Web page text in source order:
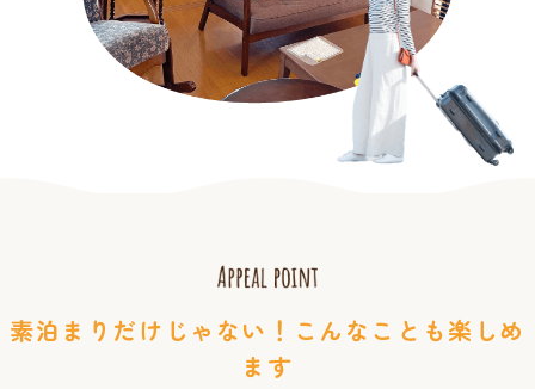
素泊まりだけじゃない！こんなことも楽しめ
ます